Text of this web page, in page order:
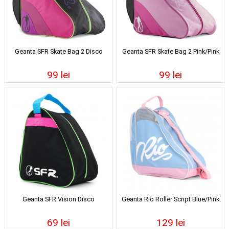
Geanta SFR Skate Bag 2 Disco
99 lei
Geanta SFR Skate Bag 2 Pink/Pink
99 lei
Geanta SFR Vision Disco
69 lei
Geanta Rio Roller Script Blue/Pink
129 lei